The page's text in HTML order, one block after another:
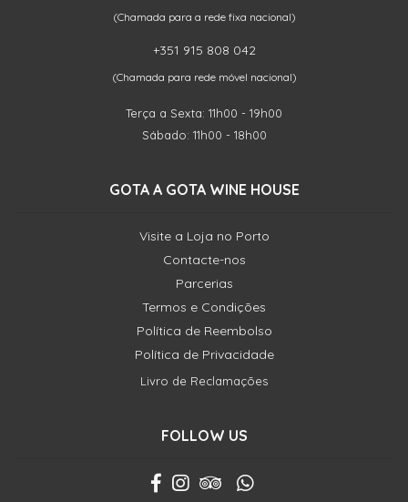
(Chamada para a rede fixa nacional)
+351 915 808 042
(Chamada para rede móvel nacional)
Terça a Sexta: 11h00 - 19h00
Sábado: 11h00 - 18h00
GOTA A GOTA WINE HOUSE
Visite a Loja no Porto
Contacte-nos
Parcerias
Termos e Condições
Política de Reembolso
Política de Privacidade
Livro de Reclamações
FOLLOW US